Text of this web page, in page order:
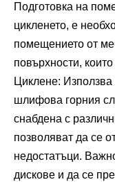
Подготовка на
цикленето, е
помещението от
повърхности,
Циклене:
шлифова горния
снабдена с
позволяват да се
недостатъци.
дискове и да се